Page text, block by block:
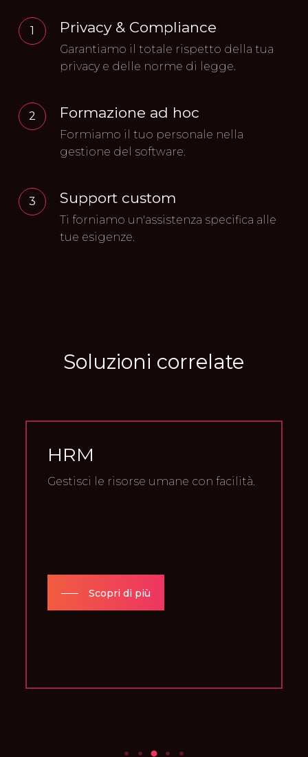
1 Privacy & Compliance
Garantiamo il totale rispetto della tua
privacy e delle norme di legge.
2 Formazione ad hoc
Formiamo il tuo personale nella
gestione del software.
3 Support custom
Ti forniamo un'assistenza specifica alle
tue esigenze.
Soluzioni correlate
HRM
Gestisci le risorse umane con facilità.
Scopri di più